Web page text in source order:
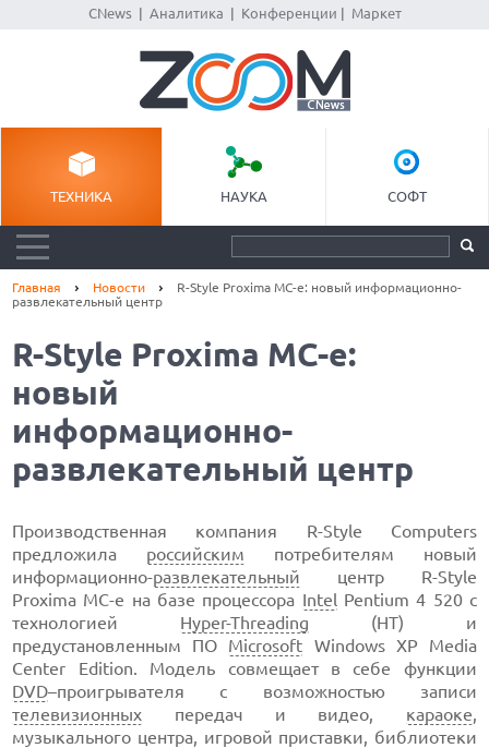
CNews| Аналитика Конференции Маркет
ТЕХНИКА НАУКА СОФТ
Главная Новости
R-Style Proxima MC-e: новый информационно-
развлекательный центр
R-Style Proxima MC-e:
новый
информационно-
развлекательный центр
Производственная компания R-Style Computers
предложила российским потребителям новый
информационно-развлекательный центр R-Style
Proxima MC-e на базе процессора Intel Pentium 4 520 с
технологией Hyper-Threading (HT) и
предустановленным ПО Microsoft Windows XP Media
Center Edition. Модель совмещает в себе функции
DVD–проигрывателя с возможностью записи
телевизионных передач и видео, караоке,
музыкального центра, игровой приставки, библиотеки